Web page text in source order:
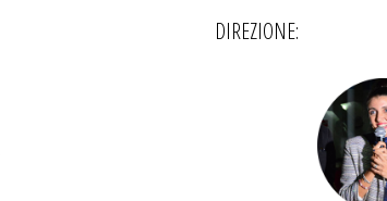
DIREZIONE: